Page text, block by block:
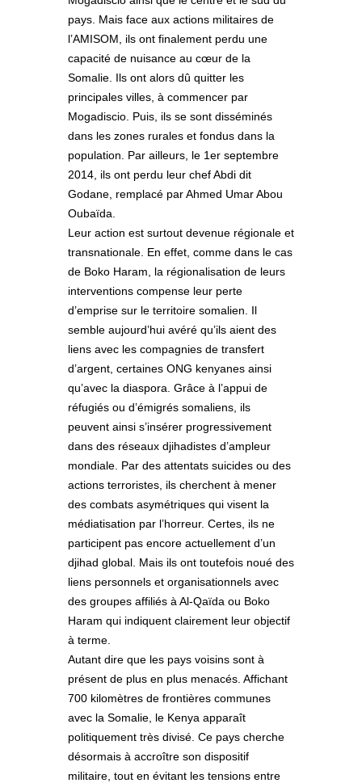
pays. Mais face aux actions militaires de
l’AMISOM, ils ont finalement perdu une
capacité de nuisance au cœur de la
Somalie. Ils ont alors dû quitter les
principales villes, à commencer par
Mogadiscio. Puis, ils se sont disséminés
dans les zones rurales et fondus dans la
population. Par ailleurs, le 1er septembre
2014, ils ont perdu leur chef Abdi dit
Godane, remplacé par Ahmed Umar Abou
Oubaïda.
Leur action est surtout devenue régionale et
transnationale. En effet, comme dans le cas
de Boko Haram, la régionalisation de leurs
interventions compense leur perte
d’emprise sur le territoire somalien. Il
semble aujourd’hui avéré qu’ils aient des
liens avec les compagnies de transfert
d’argent, certaines ONG kenyanes ainsi
qu’avec la diaspora. Grâce à l’appui de
réfugiés ou d’émigrés somaliens, ils
peuvent ainsi s’insérer progressivement
dans des réseaux djihadistes d’ampleur
mondiale. Par des attentats suicides ou des
actions terroristes, ils cherchent à mener
des combats asymétriques qui visent la
médiatisation par l’horreur. Certes, ils ne
participent pas encore actuellement d’un
djihad global. Mais ils ont toutefois noué des
liens personnels et organisationnels avec
des groupes affiliés à Al-Qaïda ou Boko
Haram qui indiquent clairement leur objectif
à terme.
Autant dire que les pays voisins sont à
présent de plus en plus menacés. Affichant
700 kilomètres de frontières communes
avec la Somalie, le Kenya apparaît
politiquement très divisé. Ce pays cherche
désormais à accroître son dispositif
militaire, tout en évitant les tensions entre